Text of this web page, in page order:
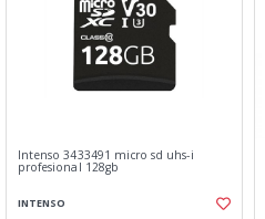
Intenso 3433491 micro sd uhs-i
profesional 128gb
INTENSO